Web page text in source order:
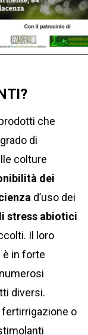
che
di
colture
dei
d’uso dei
stress abiotici
Il loro
è in forte
diversi.
fertirrigazione o